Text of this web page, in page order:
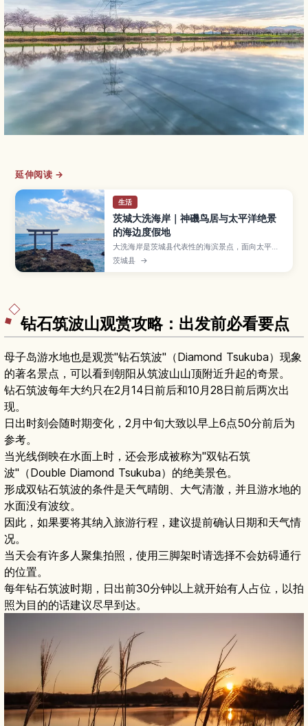
延伸阅读 →
生活
茨城大洗海岸｜神磯鸟居与太平洋绝景
的海边度假地
大洗海岸是茨城县代表性的海滨景点，面向太平
洋，绵长沙滩与岩礁相连，其上矗立的“神磯鸟居”
在日出时格外震撼。这里不仅是日本知名的冲浪胜
茨城县 →
钻石筑波山观赏攻略：出发前必看要点
母子岛游水地也是观赏"钻石筑波"（Diamond Tsukuba）现象
的著名景点，可以看到朝阳从筑波山山顶附近升起的奇景。
钻石筑波每年大约只在2月14日前后和10月28日前后两次出
现。
日出时刻会随时期变化，2月中旬大致以早上6点50分前后为
参考。
当光线倒映在水面上时，还会形成被称为"双钻石筑
波"（Double Diamond Tsukuba）的绝美景色。
形成双钻石筑波的条件是天气晴朗、大气清澈，并且游水地的
水面没有波纹。
因此，如果要将其纳入旅游行程，建议提前确认日期和天气情
况。
当天会有许多人聚集拍照，使用三脚架时请选择不会妨碍通行
的位置。
每年钻石筑波时期，日出前30分钟以上就开始有人占位，以拍
照为目的的话建议尽早到达。